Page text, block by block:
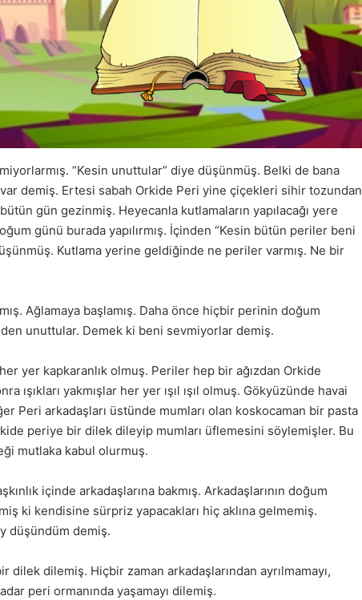
“Kesin unuttular” diye düşünmüş. Belki de bana
demiş. Ertesi sabah Orkide Peri yine çiçekleri sihir tozundan
gün gezinmiş. Heyecanla kutlamaların yapılacağı yere
günü burada yapılırmış. İçinden “Kesin bütün periler beni
Kutlama yerine geldiğinde ne periler varmış. Ne bir
Ağlamaya başlamış. Daha önce hiçbir perinin doğum
unuttular. Demek ki beni sevmiyorlar demiş.
yer kapkaranlık olmuş. Periler hep bir ağızdan Orkide
ışıkları yakmışlar her yer ışıl ışıl olmuş. Gökyüzünde havai
Peri arkadaşları üstünde mumları olan koskocaman bir pasta
periye bir dilek dileyip mumları üflemesini söylemişler. Bu
mutlaka kabul olurmuş.
içinde arkadaşlarına bakmış. Arkadaşlarının doğum
ki kendisine sürpriz yapacakları hiç aklına gelmemiş.
düşündüm demiş.
dilemiş. Hiçbir zaman arkadaşlarından ayrılmamayı,
peri ormanında yaşamayı dilemiş.